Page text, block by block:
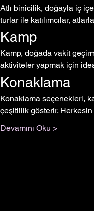
Atlı binicilik, doğayla iç
turlar ile katılımcılar,
Kamp
Kamp, doğada vakit
aktiviteler yapmak için
Konaklama
Konaklama seçenekleri,
çeşitlilik gösterir.
Devamını Oku >